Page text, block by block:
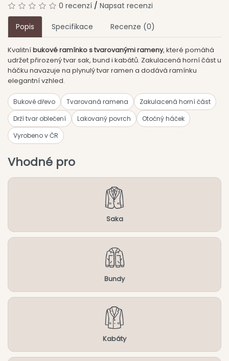
0 recenzí / Napsat recenzi
Popis Specifikace Recenze (0)
Kvalitníbukové ramínko s tvarovanými rameny, které pomáhá
udržet přirozený tvar sak, bund i kabátů. Zakulacená horní část u
háčku navazuje na plynulý tvar ramen a dodává ramínku
elegantní vzhled.
Bukové dřevo Tvarovaná ramena
Zakulacená horní část
Drží tvar oblečení
Lakovaný povrch
Otočný háček
Vyrobeno v ČR
Vhodné pro
Saka
Bundy
Kabáty